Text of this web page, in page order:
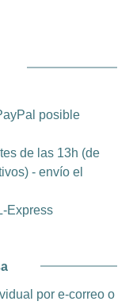
posible
de las 13h (de
- envío el
Express
por e-correo o